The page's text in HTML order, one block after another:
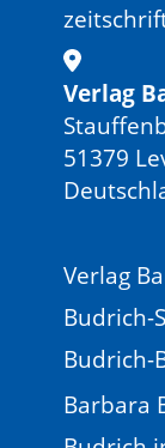
Verlag
51379
Verlag
Budrich-
Budrich-
Barbara